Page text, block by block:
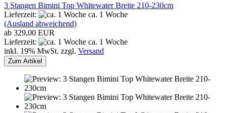
3 Stangen Bimini Top Whitewater Breite 210-230cm
Lieferzeit:
ca. 1 Woche
(Ausland abweichend)
ab 329,00 EUR
Lieferzeit:
ca. 1 Woche
inkl. 19% MwSt. zzgl. Versand
Zum Artikel